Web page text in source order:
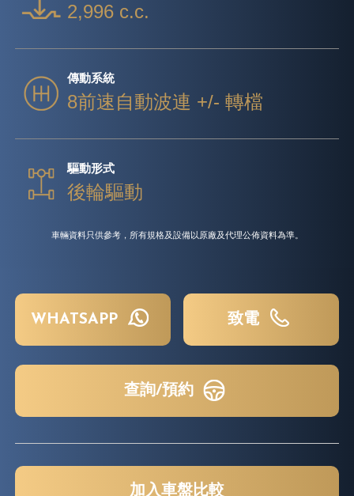
2,996 c.c.
傳動系統
8前速自動波連 +/- 轉檔
驅動形式
後輪驅動
車輛資料只供參考，所有規格及設備以原廠及代理公佈資料為準。
WHATSAPP 致電
查詢/預約
加入車盤比較